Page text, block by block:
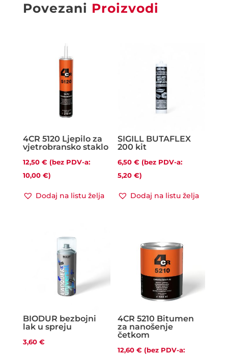
Povezani Proizvodi
4CR 5120 Ljepilo za
vjetrobransko staklo
12,50 € (bez PDV-a:
10,00 €)
Dodaj na listu želja
SIGILL BUTAFLEX
200 kit
6,50€ (bez PDV-a:
5,20€)
Dodaj na listu želja
BIODUR bezbojni
lak u spreju
3,60 €
4CR 5210 Bitumen
za nanošenje
četkom
12,60€ (bez PDV-a: